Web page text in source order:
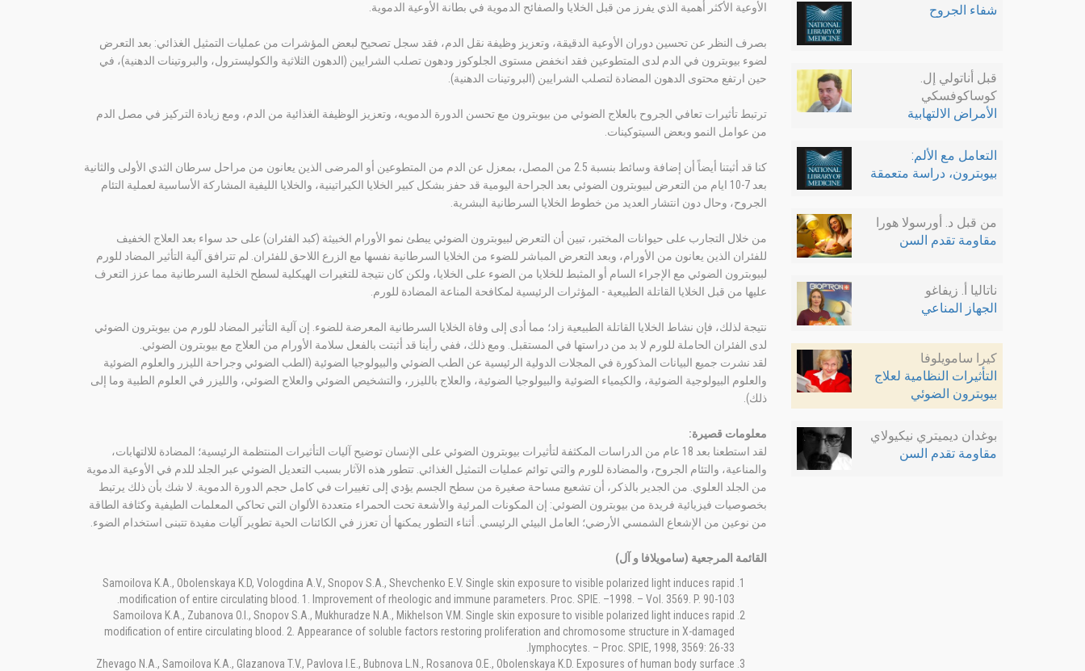
الأوعية الأكثر أهمية الذي يفرز من قبل الخلايا والصفائح الدموية في بطانة الأوعية الدموية.
بصرف النظر عن تحسين دوران الأوعية الدقيقة، وتعزيز وظيفة نقل الدم، فقد سجل تصحيح لبعض المؤشرات من عمليات التمثيل الغذائي: بعد التعرض
لضوء بيوبترون في الدم لدى المتطوعين فقد انخفض مستوى الجلوكوز ودهون تصلب الشرايين (الدهون الثلاثية والكوليسترول، والبروتينات الدهنية)، في
حين ارتفع محتوى الدهون المضادة لتصلب الشرايين (البروتينات الدهنية).
ترتبط تأثيرات تعافي الجروح بالعلاج الضوئي من بيوبترون مع تحسن الدورة الدمويه، وتعزيز الوظيفة الغذائية من الدم، ومع زيادة التركيز في مصل الدم
من عوامل النمو وبعض السيتوكينات.
كنا قد أثبتنا أيضاً أن إضافة وسائط بنسبة 2.5 من المصل، بمعزل عن الدم من المتطوعين أو المرضى الذين يعانون من مراحل سرطان الثدي الأولى والثانية
بعد 7-10 ايام من التعرض لبيوبترون الضوئي بعد الجراحة اليومية قد حفز بشكل كبير الخلايا الكيراتينية، والخلايا الليفية المشاركة الأساسية لعملية التئام
الجروح، وحال دون انتشار العديد من خطوط الخلايا السرطانية البشرية.
من خلال التجارب على حيوانات المختبر، تبين أن التعرض لبيوبترون الضوئي يبطئ نمو الأورام الخبيثة (كبد الفئران) على حد سواء بعد العلاج الخفيف
للفئران الذين يعانون من الأورام، وبعد التعرض المباشر للضوء من الخلايا السرطانية نفسها مع الزرع اللاحق للفئران. لم تترافق آلية التأثير المضاد للورم
لبيوبترون الضوئي مع الإجراء السام أو المثبط للخلايا من الضوء على الخلايا، ولكن كان نتيجة للتغيرات الهيكلية لسطح الخلية السرطانية مما عزز التعرف
عليها من قبل الخلايا القاتلة الطبيعية - المؤثرات الرئيسية لمكافحة المناعة المضادة للورم.
نتيجة لذلك، فإن نشاط الخلايا القاتلة الطبيعية زاد؛ مما أدى إلى وفاة الخلايا السرطانية المعرضة للضوء. إن آلية التأثير المضاد للورم من بيوبترون الضوئي
لدى الفئران الحاملة للورم لا بد من دراستها في المستقبل. ومع ذلك، ففي رأينا قد أثبتت بالفعل سلامة الأورام من العلاج مع بيوبترون الضوئي.
لقد نشرت جميع البيانات المذكورة في المجلات الدولية الرئيسية عن الطب الضوئي والبيولوجيا الضوئية (الطب الضوئي وجراحة الليزر والعلوم الضوئية
والعلوم البيولوجية الضوئية، والكيمياء الضوئية والبيولوجيا الضوئية، والعلاج بالليزر، والتشخيص الضوئي والعلاج الضوئي، والليزر في العلوم الطبية وما إلى
ذلك).
معلومات قصيرة:
لقد استطعنا بعد 18 عام من الدراسات المكثفة لتأثيرات بيوبترون الضوئي على الإنسان توضيح آليات التأثيرات المنتظمة الرئيسية؛ المضادة للالتهابات،
والمناعية، والتئام الجروح، والمضادة للورم والتي توائم عمليات التمثيل الغذائي. تتطور هذه الآثار بسبب التعديل الضوئي عبر الجلد للدم في الأوعية الدموية
من الجلد العلوي. من الجدير بالذكر، أن تشعيع مساحة صغيرة من سطح الجسم يؤدي إلى تغييرات في كامل حجم الدورة الدموية. لا شك بأن ذلك يرتبط
بخصوصيات فيزيائية فريدة من بيوبترون الضوئي: إن المكونات المرئية والأشعة تحت الحمراء متعددة الألوان التي تحاكي المعلمات الطيفية وكثافة الطاقة
من نوعين من الإشعاع الشمسي الأرضي؛ العامل البيئي الرئيسي. أثناء التطور يمكنها أن تعزز في الكائنات الحية تطوير آليات مفيدة تتبنى استخدام الضوء.
القائمة المرجعية (سامويلافا و آل)
Samoilova K.A., Obolenskaya K.D, Vologdina A.V., Snopov S.A., Shevchenko E.V. Single skin exposure to visible polarized light induces rapid
modification of entire circulating blood. 1. Improvement of rheologic and immune parameters. Proc. SPIE. –1998. – Vol. 3569. P. 90-103.
Samoilova K.A., Zubanova O.I., Snopov S.A., Mukhuradze N.A., Mikhelson V.M. Single skin exposure to visible polarized light induces rapid
modification of entire circulating blood. 2. Appearance of soluble factors restoring proliferation and chromosome structure in X-damaged
lymphocytes. – Proc. SPIE, 1998, 3569: 26-33.
Zhevago N.A., Samoilova K.A., Glazanova T.V., Pavlova I.E., Bubnova L.N., Rosanova O.E., Obolenskaya K.D. Exposures of human body surface
شفاء الجروح
قبل أناتولي إل.
كوساكوفسكي
الأمراض الالتهابية
التعامل مع الألم:
بيوبترون، دراسة متعمقة
من قبل د. أورسولا هورا
مقاومة تقدم السن
ناتاليا أ. زيفاغو
الجهاز المناعي
كيرا سامويلوفا
التأثيرات النظامية لعلاج
بيوبترون الضوئي
بوغدان ديميتري نيكيولاي
مقاومة تقدم السن